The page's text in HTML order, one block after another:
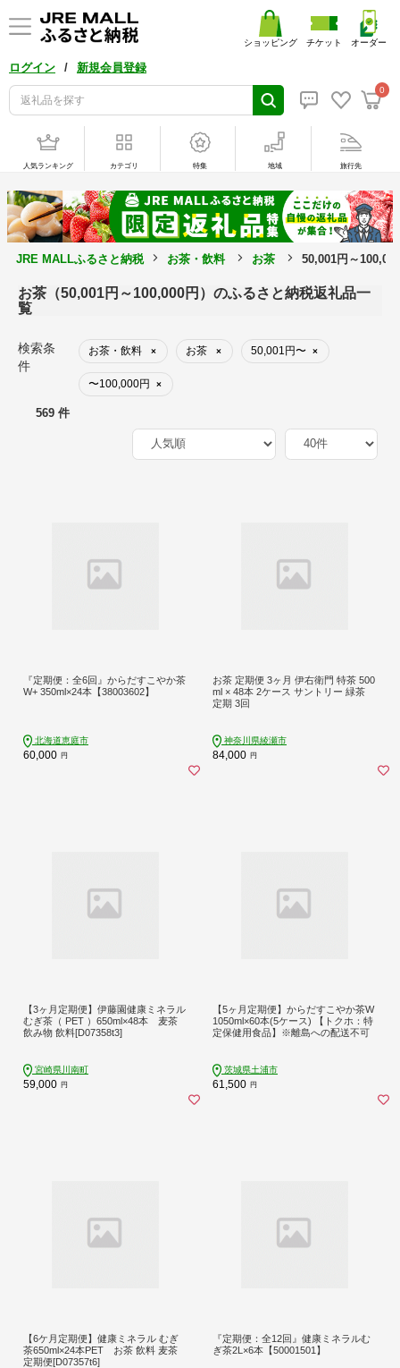
ログイン / 新規会員登録
0
ショッピング チケット オーダー
人気ランキング カテゴリ 特集 地域 旅行先
JRE MALLふるさと納税 お茶・飲料 お茶 50,001円～
お茶（50,001円～100,000円）のふるさと納税返礼品一
覧
検索条
件
お茶・飲料 × お茶 × 50,001円〜 ×
〜100,000円 ×
569 件
『定期便：全6回』からだすこやか茶
W+ 350ml×24本【38003602】
北海道恵庭市
60,000 円
お茶 定期便 3ヶ月 伊右衛門 特茶 500
ml × 48本 2ケース サントリー 緑茶
定期 3回
神奈川県綾瀬市
84,000 円
【3ヶ月定期便】伊藤園健康ミネラル
むぎ茶（ PET ）650ml×48本 麦茶
飲み物 飲料[D07358t3]
宮崎県川南町
59,000 円
【5ヶ月定期便】からだすこやか茶W
1050ml×60本(5ケース) 【トクホ：特
定保健用食品】※離島への配送不可
茨城県土浦市
61,500 円
【6ケ月定期便】健康ミネラル むぎ
茶650ml×24本PET お茶 飲料 麦茶
定期便[D07357t6]
『定期便：全12回』健康ミネラルむ
ぎ茶2L×6本【50001501】